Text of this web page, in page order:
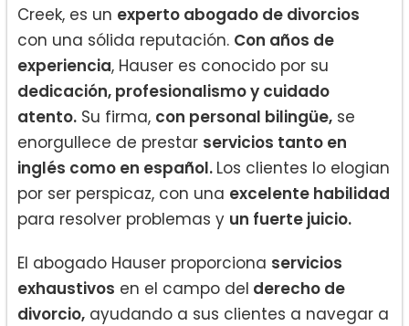
Creek, es un experto abogado de divorcios
con una sólida reputación. Con años de
experiencia, Hauser es conocido por su
dedicación, profesionalismo y cuidado
atento. Su firma, con personal bilingüe, se
enorgullece de prestar servicios tanto en
inglés como en español. Los clientes lo elogian
por ser perspicaz, con una excelente habilidad
para resolver problemas y un fuerte juicio.
El abogado Hauser proporciona servicios
exhaustivos en el campo del derecho de
divorcio, ayudando a sus clientes a navegar a